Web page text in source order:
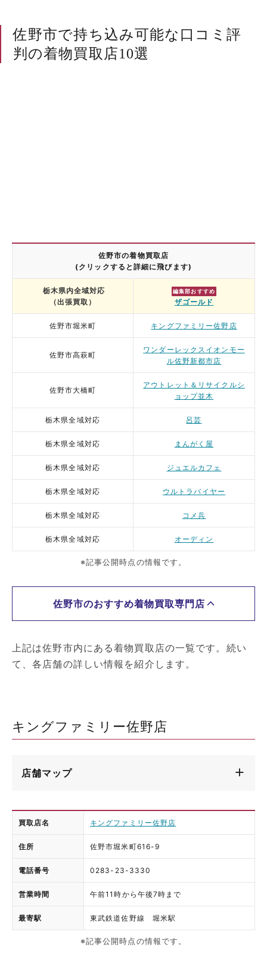
佐野市で持ち込み可能な口コミ評
判の着物買取店10選
佐野市の着物買取店
(クリックすると詳細に飛びます)
栃木県内全域対応
（出張買取）
編集部おすすめ
ザゴールド
佐野市堀米町 キングファミリー佐野店
佐野市高萩町
ワンダーレックスイオンモー
ル佐野新都市店
佐野市大橋町
アウトレット＆リサイクルシ
ョップ並木
栃木県全域対応 呂芸
栃木県全域対応 まんがく屋
栃木県全域対応 ジュエルカフェ
栃木県全域対応 ウルトラバイヤー
栃木県全域対応 コメ兵
栃木県全域対応 オーディン
※記事公開時点の情報です。
佐野市のおすすめ着物買取専門店
上記は佐野市内にある着物買取店の一覧です。続い
て、各店舗の詳しい情報を紹介します。
キングファミリー佐野店
店舗マップ
買取店名 キングファミリー佐野店
住所 佐野市堀米町616-9
電話番号 0283-23-3330
営業時間 午前11時から午後7時まで
最寄駅 東武鉄道佐野線 堀米駅
※記事公開時点の情報です。